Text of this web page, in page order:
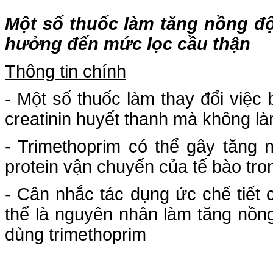
Một số thuốc làm tăng nồng
hưởng đến mức lọc cầu thận
Thông tin chính
- Một số thuốc làm thay đổi việc
creatinin huyết thanh mà không
- Trimethoprim có thể gây tăng
protein vận chuyến của tế bào
- Cân nhắc tác dụng ức chế tiết
thể là nguyên nhân làm tăng
dùng trimethoprim